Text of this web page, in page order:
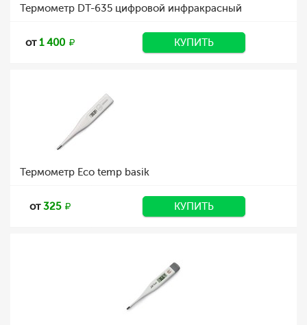
Термометр DT-635 цифровой инфракрасный
от1 400 КУПИТЬ
Термометр Eco temp basik
от325 КУПИТЬ